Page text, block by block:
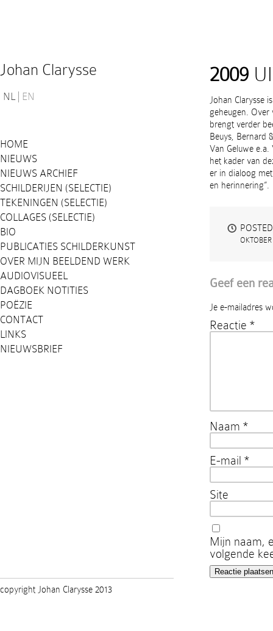
Johan Clarysse
NL EN
HOME
NIEUWS
NIEUWS ARCHIEF
SCHILDERIJEN (SELECTIE)
TEKENINGEN (SELECTIE)
COLLAGES (SELECTIE)
BIO
PUBLICATIES SCHILDERKUNST
OVER MIJN BEELDEND WERK
AUDIOVISUEEL
DAGBOEK NOTITIES
POËZIE
CONTACT
LINKS
NIEUWSBRIEF
2009
Johan Clarysse
geheugen. Over
brengt verder
Beuys, Bernard
Van Geluwe
het kader van
er in dialoog
en herinnering”.
Geef een
Je e-mailadres
Reactie *
Naam *
E-mail *
Site
Mijn naam,
volgende
copyright Johan Clarysse 2013